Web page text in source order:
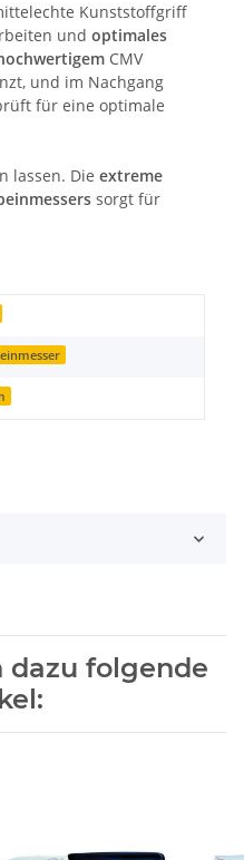
Kunststoffgriff
und optimales
CMV
und im Nachgang
für eine optimale
lassen. Die extreme
sorgt für
dazu folgende